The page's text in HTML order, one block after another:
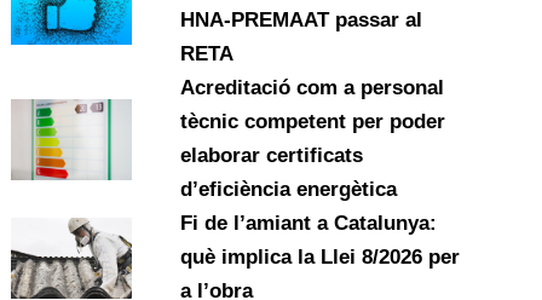
HNA-PREMAAT passar al
RETA
Acreditació com a personal
tècnic competent per poder
elaborar certificats
d’eficiència energètica
Fi de l’amiant a Catalunya:
què implica la Llei 8/2026 per
a l’obra